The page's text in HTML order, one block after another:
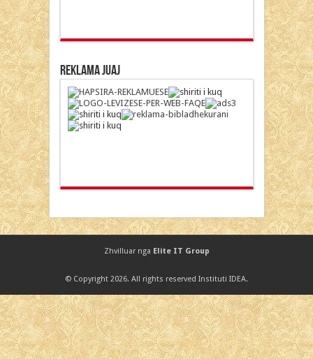
Reklama Juaj
Zhvilluar nga Elite IT Group
© Copyright 2026. All rights reserved Instituti IDEA.